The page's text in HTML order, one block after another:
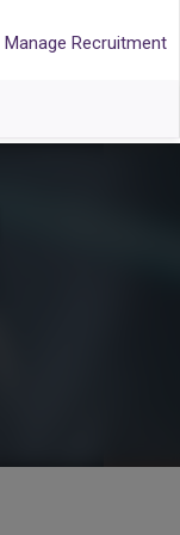
Manage Recruitment